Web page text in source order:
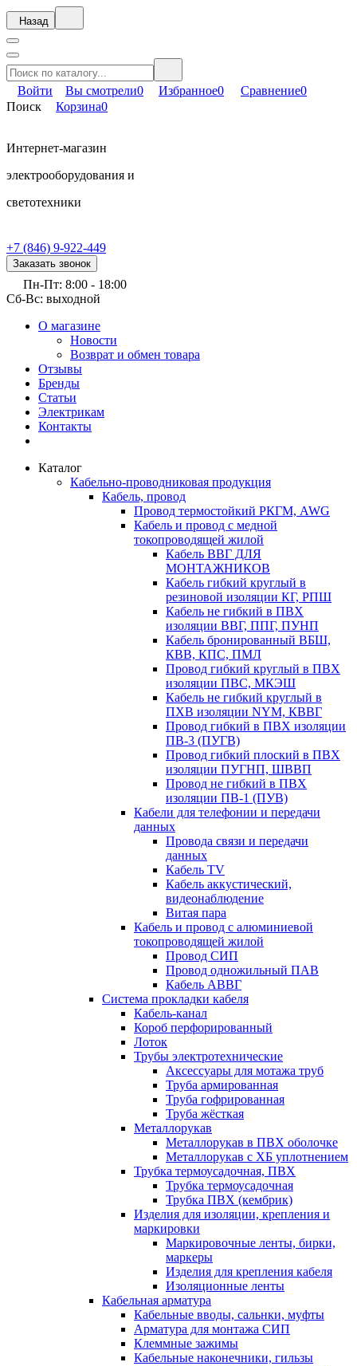
Назад
Войти Вы смотрели0 Избранное0 Сравнение0
Поиск
Корзина0
Интернет-магазин
электрооборудования и
светотехники
+7 (846) 9-922-449
Заказать звонок
Пн-Пт: 8:00 - 18:00
Сб-Вс: выходной
О магазине
Новости
Возврат и обмен товара
Отзывы
Бренды
Статьи
Электрикам
Контакты
Каталог
Кабельно-проводниковая продукция
Кабель, провод
Провод термостойкий РКГМ, AWG
Кабель и провод с медной
токопроводящей жилой
Кабель ВВГ ДЛЯ
МОНТАЖНИКОВ
Кабель гибкий круглый в
резиновой изоляции КГ, РПШ
Кабель не гибкий в ПВХ
изоляции ВВГ, ППГ, ПУНП
Кабель бронированный ВБШ,
КВВ, КПС, ПМЛ
Провод гибкий круглый в ПВХ
изоляции ПВС, МКЭШ
Кабель не гибкий круглый в
ПХВ изоляции NYM, КВВГ
Провод гибкий в ПВХ изоляции
ПВ-3 (ПУГВ)
Провод гибкий плоский в ПВХ
изоляции ПУГНП, ШВВП
Провод не гибкий в ПВХ
изоляции ПВ-1 (ПУВ)
Кабели для телефонии и передачи
данных
Провода связи и передачи
данных
Кабель TV
Кабель аккустический,
видеонаблюдение
Витая пара
Кабель и провод с алюминиевой
токопроводящей жилой
Провод СИП
Провод одножильный ПАВ
Кабель АВВГ
Система прокладки кабеля
Кабель-канал
Короб перфорированный
Лоток
Трубы электротехнические
Аксессуары для мотажа труб
Труба армированная
Труба гофрированная
Труба жёсткая
Металлорукав
Металлорукав в ПВХ оболочке
Металлорукав с ХБ уплотнением
Трубка термоусадочная, ПВХ
Трубка термоусадочная
Трубка ПВХ (кембрик)
Изделия для изоляции, крепления и
маркировки
Маркировочные ленты, бирки,
маркеры
Изделия для крепления кабеля
Изоляционные ленты
Кабельная арматура
Кабельные вводы, сальнки, муфты
Арматура для монтажа СИП
Клеммные зажимы
Кабельные наконечники, гильзы